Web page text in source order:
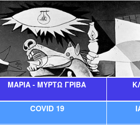
ΜΑΡΊΑ - ΜΥΡΤΏ ΓΡΊΒΑ
COVID 19